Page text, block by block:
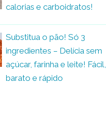
calorias e carboidratos!
Substitua o pão! Só 3
ingredientes – Delícia sem
açúcar, farinha e leite! Fácil,
barato e rápido